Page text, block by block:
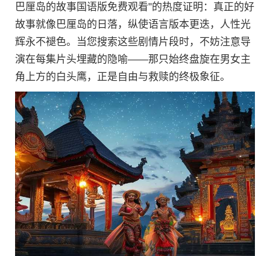
巴厘岛的故事国语版免费观看"的热度证明：真正的好
故事就像巴厘岛的日落，纵使语言版本更迭，人性光
辉永不褪色。当您搜索这些剧情片段时，不妨注意导
演在每集片头埋藏的隐喻——那只始终盘旋在男女主
角上方的白头鹰，正是自由与救赎的终极象征。